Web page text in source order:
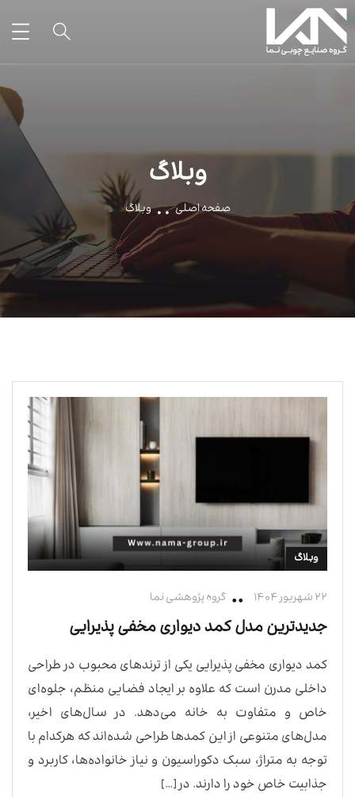
وبلاگ
صفحه اصلی وبلاگ
وبلاگ
۲۲ شهریور ۱۴۰۴ گروه پژوهشی نما
جدیدترین مدل کمد دیواری مخفی پذیرایی
کمد دیواری مخفی پذیرایی یکی از ترندهای محبوب در طراحی
داخلی مدرن است که علاوه بر ایجاد فضایی منظم، جلوه‌ای
خاص و متفاوت به خانه می‌دهد. در سال‌های اخیر،
مدل‌های متنوعی از این کمدها طراحی شده‌اند که هرکدام با
توجه به متراژ، سبک دکوراسیون و نیاز خانواده‌ها، کاربرد و
جذابیت خاص خود را دارند. در […]